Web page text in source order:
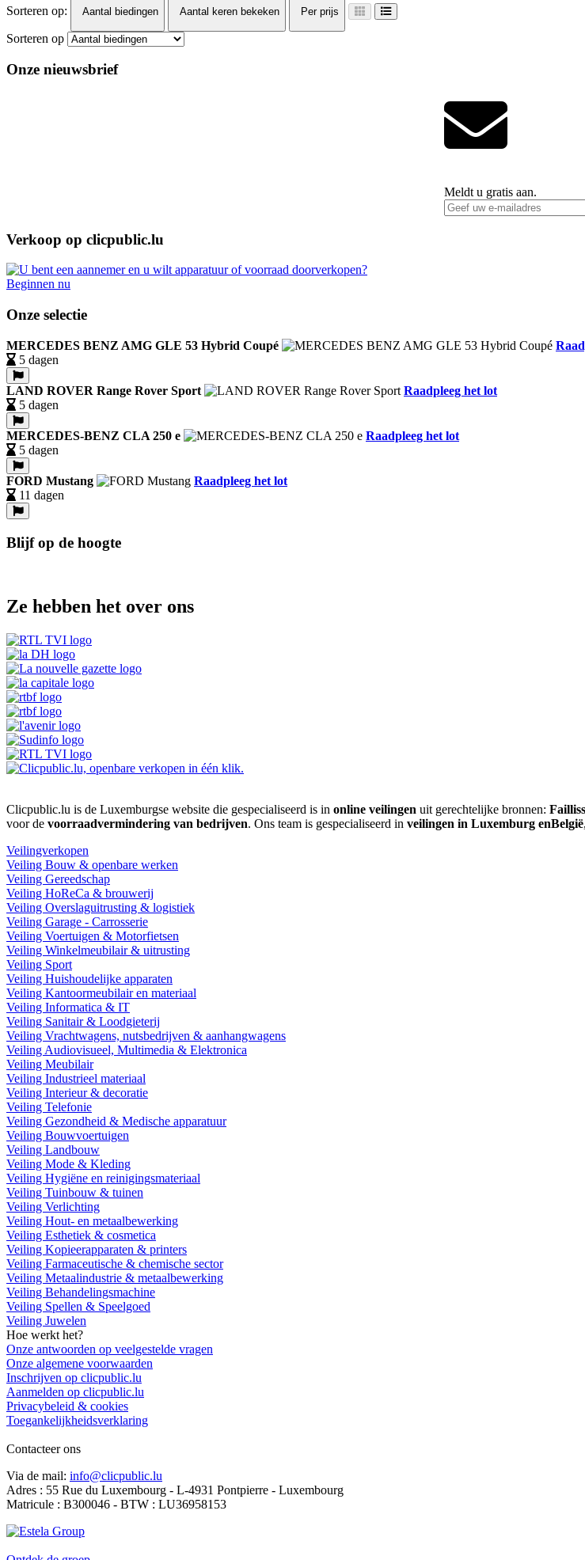
Sorteren op:
Aantal biedingen Aantal keren bekeken Per prijs
Sorteren op
Onze nieuwsbrief
Meldt u gratis aan.
Verkoop op clicpublic.lu
Beginnen nu
Onze selectie
MERCEDES BENZ AMG GLE 53 Hybrid Coupé
5 dagen
LAND ROVER Range Rover Sport
Raadpleeg het lot
5 dagen
MERCEDES-BENZ CLA 250 e
Raadpleeg het lot
5 dagen
FORD Mustang
Raadpleeg het lot
11 dagen
Blijf op de hoogte
Ze hebben het over ons
Clicpublic.lu is de Luxemburgse website die gespecialiseerd is in online veilingen uit gerechtelijke bronnen:
voor de voorraadvermindering van bedrijven. Ons team is gespecialiseerd in veilingen in Luxemburg enBelgië
Veilingverkopen
Veiling Bouw & openbare werken
Veiling Gereedschap
Veiling HoReCa & brouwerij
Veiling Overslaguitrusting & logistiek
Veiling Garage - Carrosserie
Veiling Voertuigen & Motorfietsen
Veiling Winkelmeubilair & uitrusting
Veiling Sport
Veiling Huishoudelijke apparaten
Veiling Kantoormeubilair en materiaal
Veiling Informatica & IT
Veiling Sanitair & Loodgieterij
Veiling Vrachtwagens, nutsbedrijven & aanhangwagens
Veiling Audiovisueel, Multimedia & Elektronica
Veiling Meubilair
Veiling Industrieel materiaal
Veiling Interieur & decoratie
Veiling Telefonie
Veiling Gezondheid & Medische apparatuur
Veiling Bouwvoertuigen
Veiling Landbouw
Veiling Mode & Kleding
Veiling Hygiëne en reinigingsmateriaal
Veiling Tuinbouw & tuinen
Veiling Verlichting
Veiling Hout- en metaalbewerking
Veiling Esthetiek & cosmetica
Veiling Kopieerapparaten & printers
Veiling Farmaceutische & chemische sector
Veiling Metaalindustrie & metaalbewerking
Veiling Behandelingsmachine
Veiling Spellen & Speelgoed
Veiling Juwelen
Hoe werkt het?
Onze antwoorden op veelgestelde vragen
Onze algemene voorwaarden
Inschrijven op clicpublic.lu
Aanmelden op clicpublic.lu
Privacybeleid & cookies
Toegankelijkheidsverklaring
Contacteer ons
Via de mail: info@clicpublic.lu
Adres : 55 Rue du Luxembourg - L-4931 Pontpierre - Luxembourg
Matricule : B300046 - BTW : LU36958153